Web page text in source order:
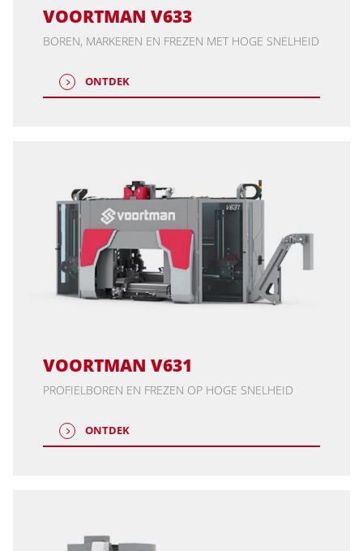
VOORTMAN V633
BOREN, MARKEREN EN FREZEN MET HOGE SNELHEID
ONTDEK
VOORTMAN V631
PROFIELBOREN EN FREZEN OP HOGE SNELHEID
ONTDEK